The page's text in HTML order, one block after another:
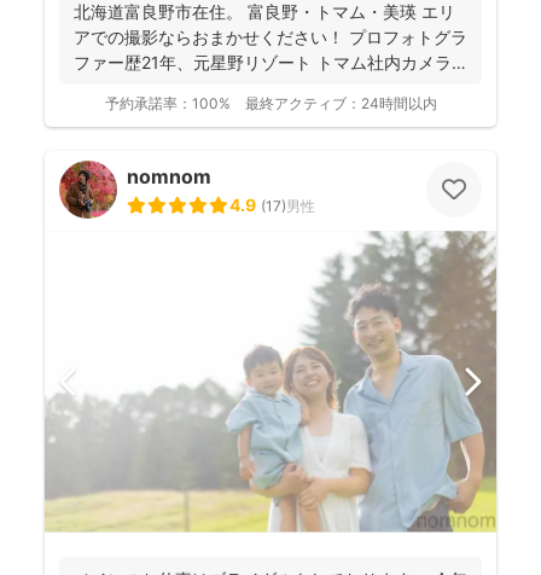
北海道富良野市在住。 富良野・トマム・美瑛 エリ
アでの撮影ならおまかせください！ プロフォトグラ
ファー歴21年、元星野リゾート トマム社内カメラ
予約承諾率： 100% 最終アクティブ： 24時間以内
nomnom
4.9 (17)男性